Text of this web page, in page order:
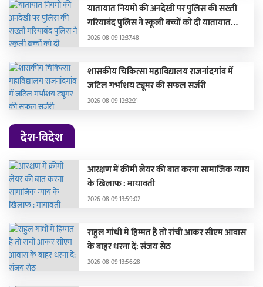
यातायात नियमों की अनदेखी पर पुलिस की सख्ती
गरियाबंद पुलिस ने स्कूली बच्चों को दी यातायात
जागरूकता की समझाइश
2026-08-09 12:37:48
शासकीय चिकित्सा महाविद्यालय राजनांदगांव में
जटिल गर्भाशय ट्यूमर की सफल सर्जरी
2026-08-09 12:32:21
देश-विदेश
आरक्षण में क्रीमी लेयर की बात करना सामाजिक न्याय
के खिलाफ : मायावती
2026-08-09 13:59:02
राहुल गांधी में हिम्मत है तो रांची आकर सीएम आवास
के बाहर धरना दें: संजय सेठ
2026-08-09 13:56:28